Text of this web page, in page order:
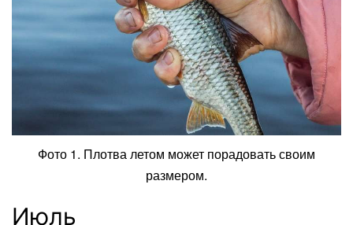
Фото 1. Плотва летом может порадовать своим
размером.
Июль